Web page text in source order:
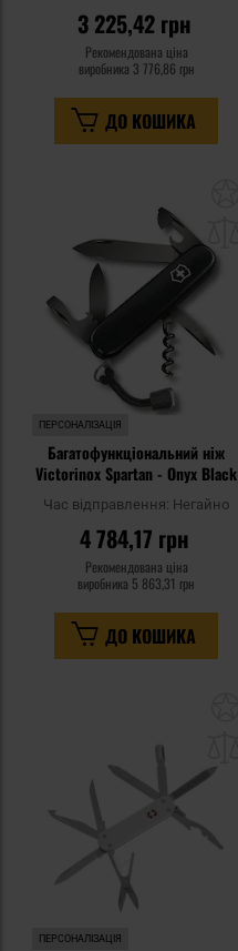
3 225,42 грн
Рекомендована ціна
виробника 3 776,86 грн
ДО КОШИКА
ПЕРСОНАЛІЗАЦІЯ
Багатофункціональний ніж
Victorinox Spartan - Onyx Black
Час відправлення: Негайно
4 784,17 грн
Рекомендована ціна
виробника 5 863,31 грн
ДО КОШИКА
ПЕРСОНАЛІЗАЦІЯ